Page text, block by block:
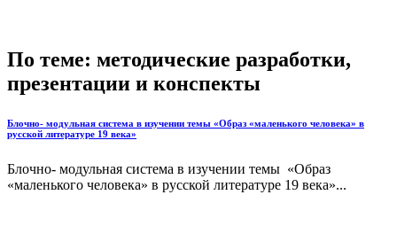
По теме: методические разработки,
презентации и конспекты
Блочно- модульная система в изучении темы «Образ «маленького человека» в
русской литературе 19 века»
Блочно- модульная система в изучении темы «Образ
«маленького человека» в русской литературе 19 века»...